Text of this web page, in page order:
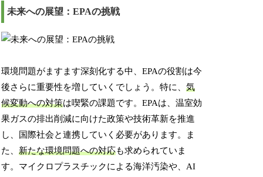
未来への展望：EPAの挑戦
環境問題がますます深刻化する中、EPAの役割は今
後さらに重要性を増していくでしょう。特に、気
候変動への対策は喫緊の課題です。EPAは、温室効
果ガスの排出削減に向けた政策や技術革新を推進
し、国際社会と連携していく必要があります。ま
た、新たな環境問題への対応も求められていま
す。マイクロプラスチックによる海洋汚染や、AI